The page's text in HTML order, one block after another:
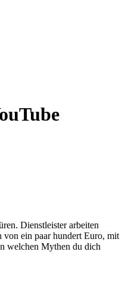
Dienstleister arbeiten
von ein paar hundert Euro, mit
welchen Mythen du dich